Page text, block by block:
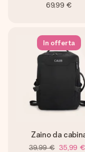
69,99 €
In offerta
Zaino da
39,99 € 35,99 €